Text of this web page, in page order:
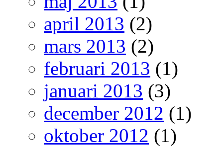
april 2013 (2)
mars 2013 (2)
februari 2013 (1)
januari 2013 (3)
december 2012 (1)
oktober 2012 (1)